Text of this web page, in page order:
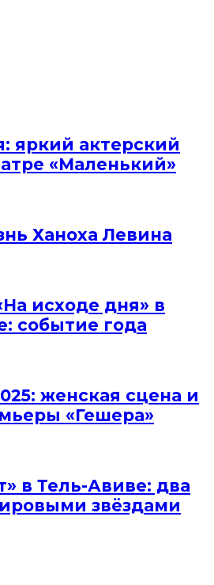
яркий актерский
«Маленький»
Ханоха Левина
исходе дня» в
событие года
женская сцена и
«Гешера»
в Тель-Авиве: два
звёздами